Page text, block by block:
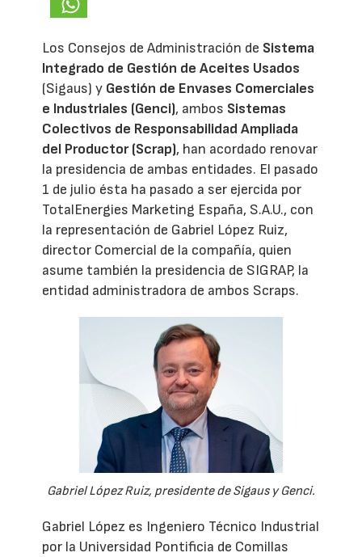
Los Consejos de Administración de Sistema
Integrado de Gestión de Aceites Usados
(Sigaus) y Gestión de Envases Comerciales
e Industriales (Genci), ambos Sistemas
Colectivos de Responsabilidad Ampliada
del Productor (Scrap), han acordado renovar
la presidencia de ambas entidades. El pasado
1 de julio ésta ha pasado a ser ejercida por
TotalEnergies Marketing España, S.A.U., con
la representación de Gabriel López Ruiz,
director Comercial de la compañía, quien
asume también la presidencia de SIGRAP, la
entidad administradora de ambos Scraps.
Gabriel López Ruiz, presidente de Sigaus y Genci.
Gabriel López es Ingeniero Técnico Industrial
por la Universidad Pontificia de Comillas